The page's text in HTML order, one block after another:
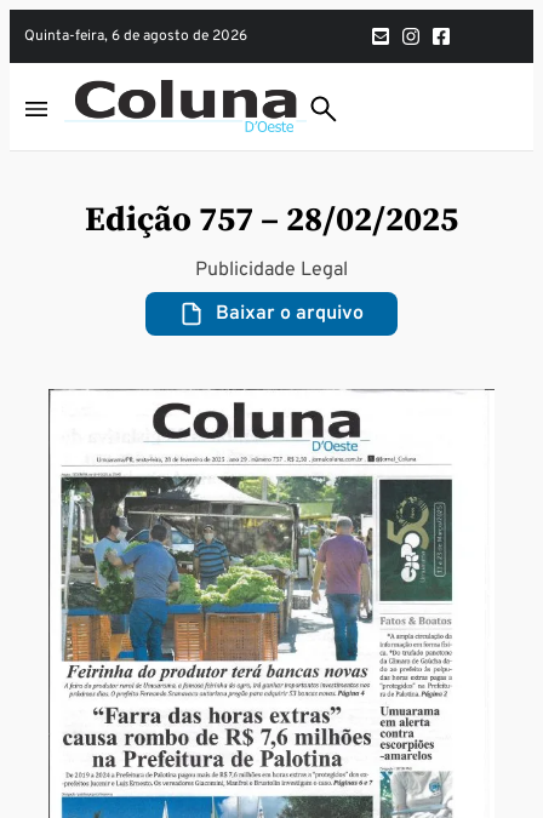
quinta-feira, 6 de agosto de 2026
Edição 757 – 28/02/2025
Publicidade Legal
Baixar o arquivo